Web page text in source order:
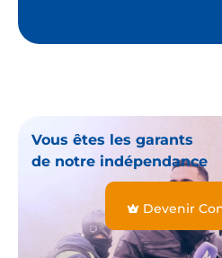
Vous êtes les garants
de notre indépendance
Devenir